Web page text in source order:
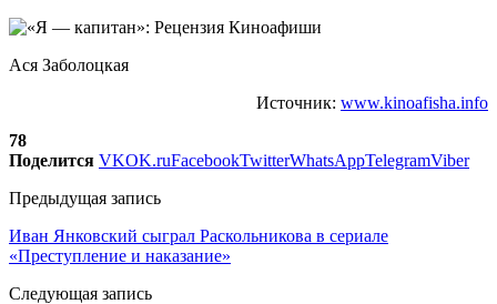
Ася Заболоцкая
Источник: www.kinoafisha.info
78
Поделится VKOK.ruFacebookTwitterWhatsAppTelegramViber
Предыдущая запись
Иван Янковский сыграл Раскольникова в сериале
«Преступление и наказание»
Следующая запись